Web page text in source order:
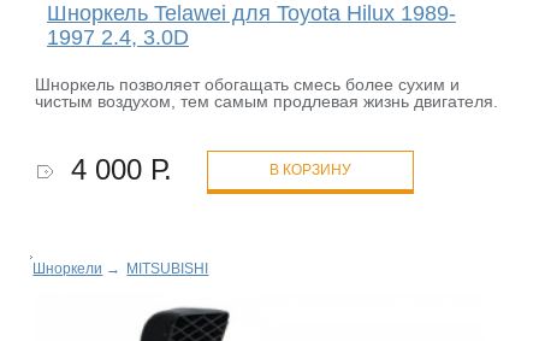
Шноркель Telawei для Toyota Hilux 1989-
1997 2.4, 3.0D
Шноркель позволяет обогащать смесь более сухим и
чистым воздухом, тем самым продлевая жизнь двигателя.
4 000 Р. В КОРЗИНУ
Шноркели → MITSUBISHI